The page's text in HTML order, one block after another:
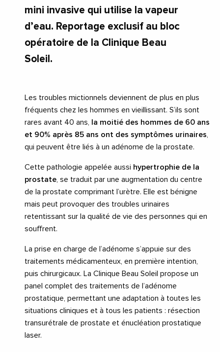
mini invasive qui utilise la vapeur
d’eau. Reportage exclusif au bloc
opératoire de la Clinique Beau
Soleil.
Les troubles mictionnels deviennent de plus en plus
fréquents chez les hommes en vieillissant. S’ils sont
rares avant 40 ans,
la moitié des hommes de 60 ans
et 90% après 85 ans ont des symptômes urinaires,
qui peuvent être liés à un adénome de la prostate.
Cette pathologie appelée aussi hypertrophie de la
prostate, se traduit par une augmentation du centre
de la prostate comprimant l’urètre. Elle est bénigne
mais peut provoquer des troubles urinaires
retentissant sur la qualité de vie des personnes qui en
souffrent.
La prise en charge de l’adénome s’appuie sur des
traitements médicamenteux, en première intention,
puis chirurgicaux. La Clinique Beau Soleil propose un
panel complet des traitements de l’adénome
prostatique, permettant une adaptation à toutes les
situations cliniques et à tous les patients : résection
transurétrale de prostate et énucléation prostatique
laser.